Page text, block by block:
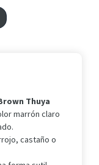
Thuya
marrón claro
castaño o